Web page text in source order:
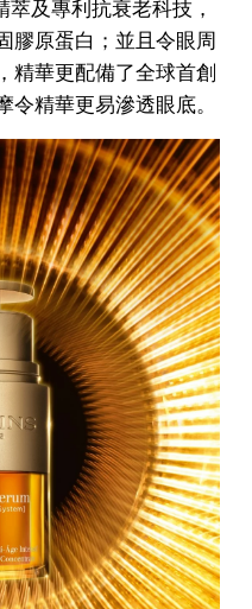
及專利抗衰老科技，
膠原蛋白；並且令眼周
精華更配備了全球首創
令精華更易滲透眼底。